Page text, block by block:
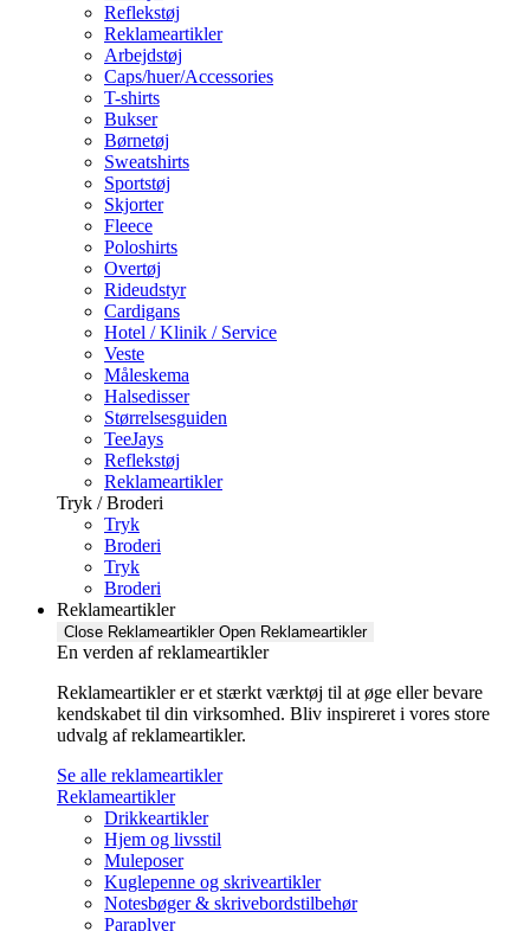
Reflekstøj
Reklameartikler
Arbejdstøj
Caps/huer/Accessories
T-shirts
Bukser
Børnetøj
Sweatshirts
Sportstøj
Skjorter
Fleece
Poloshirts
Overtøj
Rideudstyr
Cardigans
Hotel / Klinik / Service
Veste
Måleskema
Halsedisser
Størrelsesguiden
TeeJays
Reflekstøj
Reklameartikler
Tryk / Broderi
Tryk
Broderi
Tryk
Broderi
Reklameartikler
Close Reklameartikler Open Reklameartikler
En verden af reklameartikler ​
Reklameartikler er et stærkt værktøj til at øge eller bevare
kendskabet til din virksomhed. Bliv inspireret i vores store
udvalg af reklameartikler.
Se alle reklameartikler
Reklameartikler
Drikkeartikler
Hjem og livsstil
Muleposer
Kuglepenne og skriveartikler
Notesbøger & skrivebordstilbehør
Paraplyer